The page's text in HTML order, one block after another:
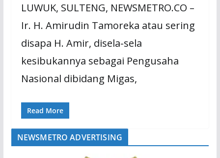
LUWUK, SULTENG, NEWSMETRO.CO –
Ir. H. Amirudin Tamoreka atau sering
disapa H. Amir, disela-sela
kesibukannya sebagai Pengusaha
Nasional dibidang Migas,
Read More
NEWSMETRO ADVERTISING